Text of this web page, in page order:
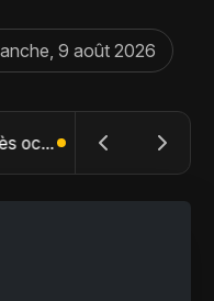
9 août 2026
The Batman : Part II – Robert Pattinson replonge dans les ténèbres de Gotham dès octobre 2027